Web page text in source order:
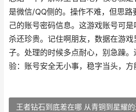
是微信/QQ侧的。操作不难，但思路
己的账号密码信息。这游戏账号可
杀还珍贵。记住啊朋友，数据在游
子。处理的时候多点耐心，别急躁
验：账号安全无小事，稳字当头，方
王者钻石到底差在哪 从青铜到星耀